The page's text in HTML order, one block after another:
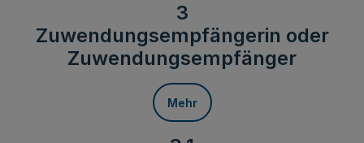
3
Zuwendungsempfängerin oder
Zuwendungsempfänger
Mehr